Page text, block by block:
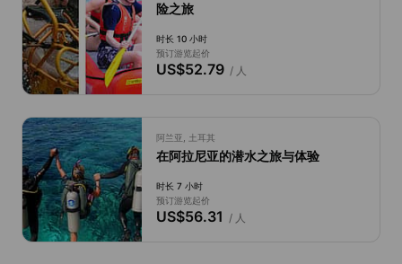
险之旅
时长 10 小时
预订游览起价
US$52.79/ 人
阿兰亚, 土耳其
在阿拉尼亚的潜水之旅与体验
时长 7 小时
预订游览起价
US$56.31 / 人